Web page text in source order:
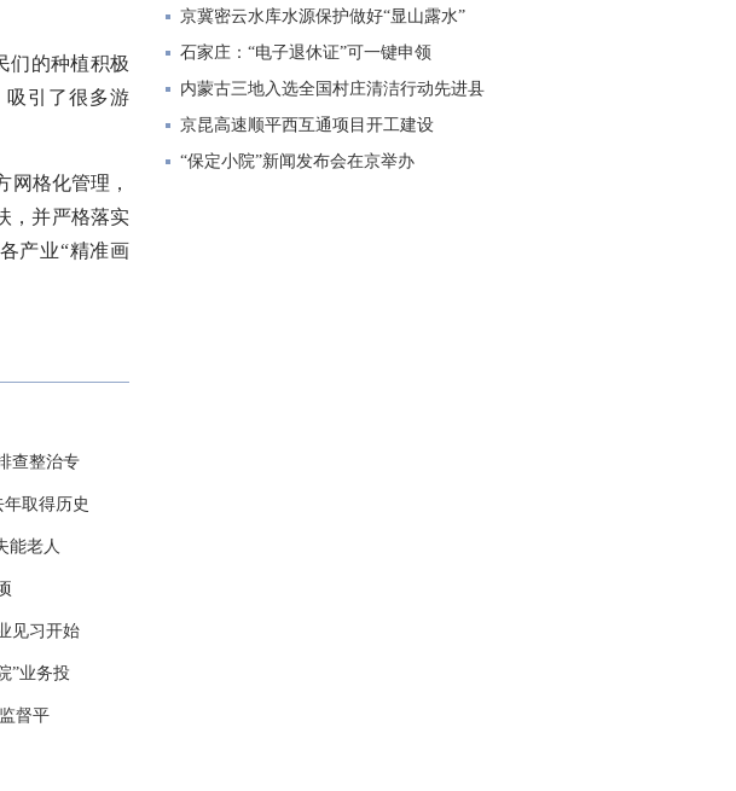
的种植积极
吸引了很多游
格化管理，
，并严格落实
产业“精准画
查整治专
取得历史
能老人
见习开始
”业务投
督平
京冀密云水库水源保护做好“显山露水”
石家庄：“电子退休证”可一键申领
内蒙古三地入选全国村庄清洁行动先进县
京昆高速顺平西互通项目开工建设
“保定小院”新闻发布会在京举办